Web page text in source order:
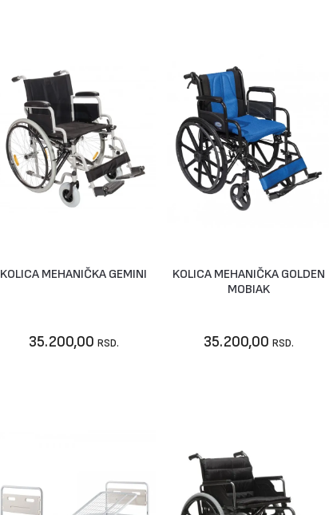
Vidi artikal
KOLICA MEHANIČKA GEMINI
35.200,00 RSD.
Nije dostupno
KOLICA MEHANIČKA GOLDEN
MOBIAK
35.200,00RSD.